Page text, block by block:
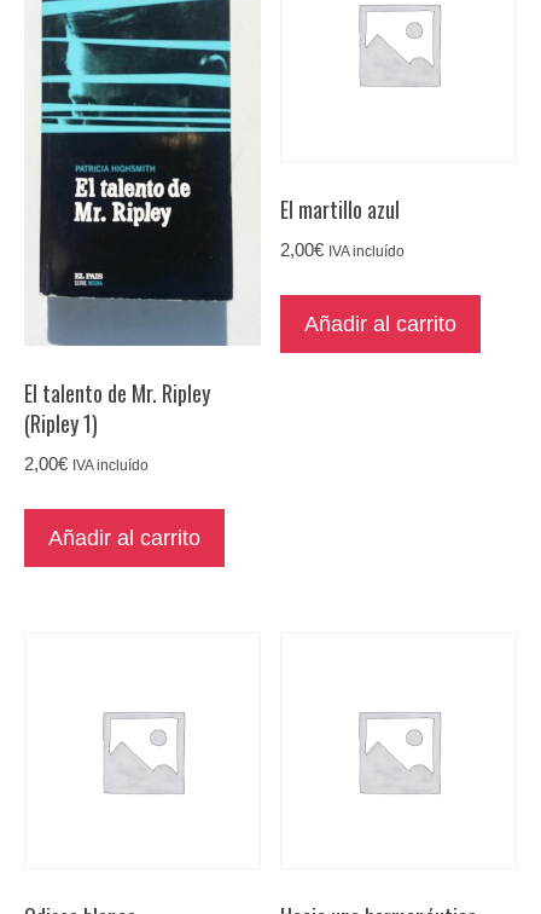
El talento de Mr. Ripley
(Ripley 1)
2,00€ IVA incluído
Añadir al carrito
El martillo azul
2,00€ IVA incluído
Añadir al carrito